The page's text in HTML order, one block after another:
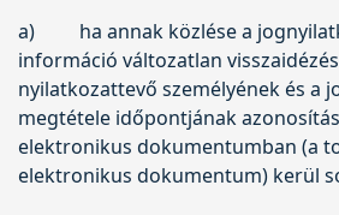
a)
ha annak közlése a
információ változatlan
nyilatkozattevő személyének és a
megtétele időpontjának
elektronikus dokumentumban (a
elektronikus dokumentum) kerül